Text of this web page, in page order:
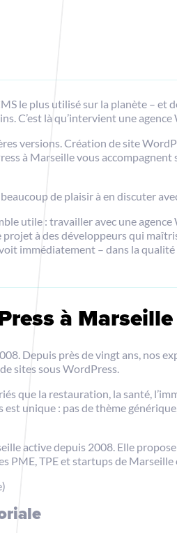
le plus utilisé sur la planète –
C’est là qu’intervient une
versions. Création de site
à Marseille vous accompagnent
de plaisir à en discuter
utile : travailler avec une agence
à des développeurs qui
immédiatement – dans la
à
Depuis près de vingt ans, nos
sites sous WordPress.
que la restauration, la santé,
unique : pas de thème
active depuis 2008. Elle
PME, TPE et startups de Marseille